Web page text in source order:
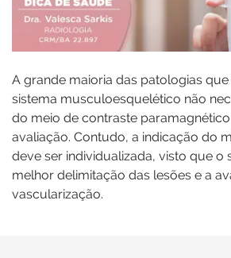
A grande maioria das patologias
sistema musculoesquelético não
do meio de contraste
avaliação. Contudo, a indicação do
deve ser individualizada, visto que o
melhor delimitação das lesões e a
vascularização.